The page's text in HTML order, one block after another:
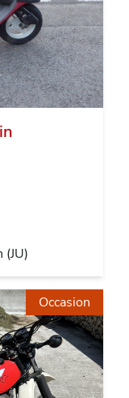
(JU)
Occasion